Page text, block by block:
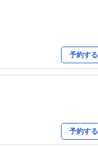
予約する
予約する